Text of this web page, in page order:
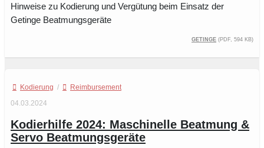
Hinweise zu Kodierung und Vergütung beim Einsatz der
Getinge Beatmungsgeräte
Getinge (PDF, 594 kB)
Kodierung /
Reimbursement
04.03.2024
Kodierhilfe 2024: Maschinelle Beatmung &
Servo Beatmungsgeräte